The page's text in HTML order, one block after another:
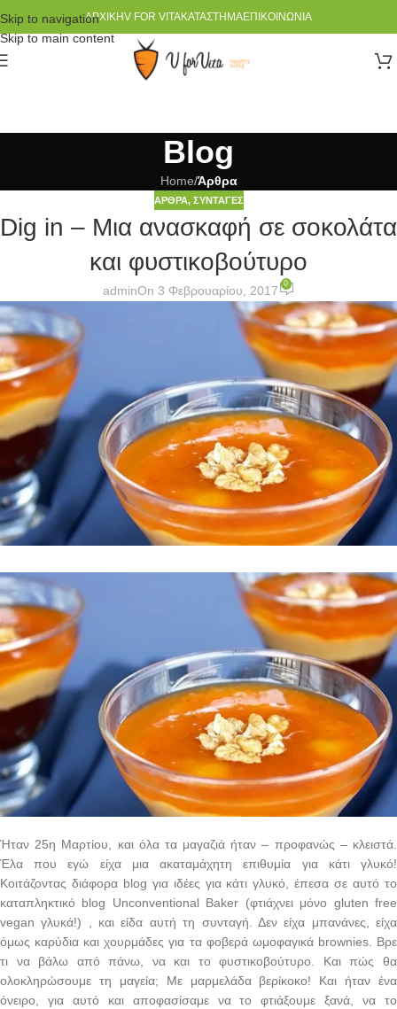
Skip to navigation
Skip to main content
ΑΡΧΙΚΉV FOR VITAΚΑΤΆΣΤΗΜΑΕΠΙΚΟΙΝΩΝΊΑ
Blog
Home/Άρθρα
ΆΡΘΡΑ, ΣΥΝΤΑΓΈΣ
Dig in – Μια ανασκαφή σε σοκολάτα
και φυστικοβούτυρο
adminOn 3 Φεβρουαρίου, 2017 0
Ήταν 25η Μαρτίου, και όλα τα μαγαζιά ήταν – προφανώς – κλειστά.
Έλα που εγώ είχα μια ακαταμάχητη επιθυμία για κάτι γλυκό!
Κοιτάζοντας διάφορα blog για ιδέες για κάτι γλυκό, έπεσα σε αυτό το
καταπληκτικό blog Unconventional Baker (φτιάχνει μόνο gluten free
vegan γλυκά!) , και είδα αυτή τη συνταγή. Δεν είχα μπανάνες, είχα
όμως καρύδια και χουρμάδες για τα φοβερά ωμοφαγικά brownies. Βρε
τι να βάλω από πάνω, να και το φυστικοβούτυρο. Και πώς θα
ολοκληρώσουμε τη μαγεία; Με μαρμελάδα βερίκοκο! Και ήταν ένα
όνειρο, για αυτό και αποφασίσαμε να το φτιάξουμε ξανά, να το